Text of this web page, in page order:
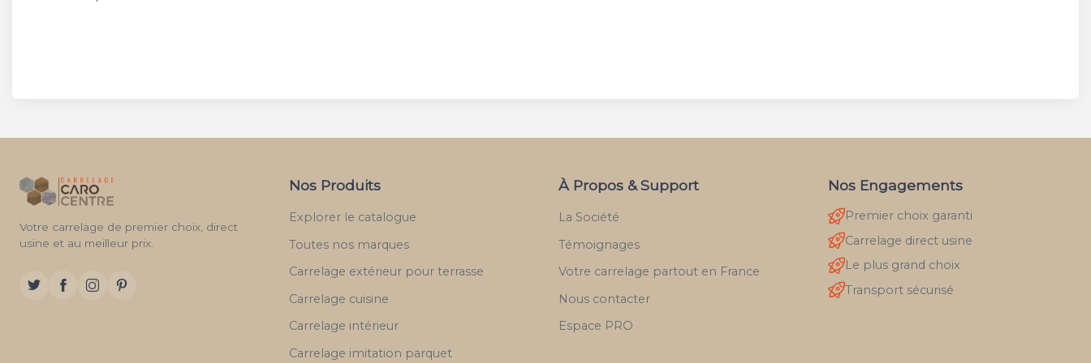
Votre carrelage de premier choix, direct
usine et au meilleur prix.
Nos Produits
Explorer le catalogue
Toutes nos marques
Carrelage extérieur pour terrasse
Carrelage cuisine
Carrelage intérieur
Carrelage imitation parquet
À Propos & Support
La Société
Témoignages
Votre carrelage partout en France
Nous contacter
Espace PRO
Nos Engagements
Premier choix garanti
Carrelage direct usine
Le plus grand choix
Transport sécurisé